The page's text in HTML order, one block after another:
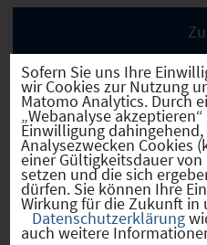
Bad Staffelstein
Zum Profil
Sofern Sie uns Ihre
wir Cookies zur Nutzung
Matomo Analytics. Durch
„Webanalyse
Einwilligung dahingehend,
Analysezwecken Cookies
einer Gültigkeitsdauer
setzen und die sich
dürfen. Sie können Ihre
Wirkung für die Zukunft in
Datenschutzerklärung
auch weitere